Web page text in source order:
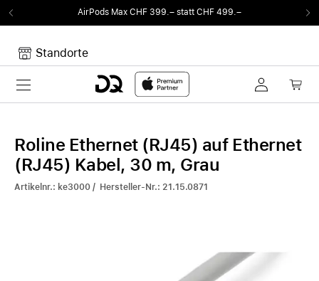
AirPods Max CHF 399.– statt CHF 499.–
Standorte
Toggle navigation
Roline Ethernet (RJ45) auf Ethernet
(RJ45) Kabel, 30 m, Grau
Artikelnr.: ke3000 / Hersteller-Nr.: 21.15.0871